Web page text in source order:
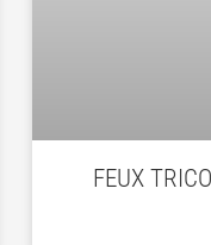
FEUX